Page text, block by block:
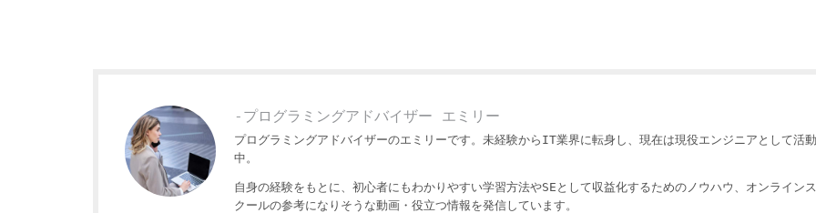
-プログラミングアドバイザー エミリー
プログラミングアドバイザーのエミリーです。未経験からIT業界に転身し、現在は現役エンジニアとして活動
中。
自身の経験をもとに、初心者にもわかりやすい学習方法やSEとして収益化するためのノウハウ、オンラインス
クールの参考になりそうな動画・役立つ情報を発信しています。